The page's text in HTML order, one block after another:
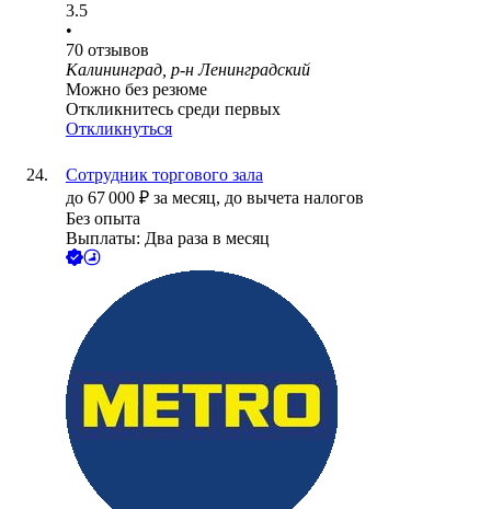
3.5
•
70 отзывов
Калининград, р-н Ленинградский
Можно без резюме
Откликнитесь среди первых
Откликнуться
Сотрудник торгового зала
до 67 000 ₽ за месяц, до вычета налогов
Без опыта
Выплаты: Два раза в месяц